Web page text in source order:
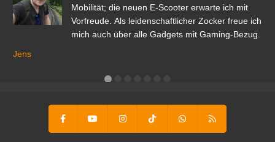
Mobilität; die neuen E-Scooter erwarte ich mit
Vorfreude. Als leidenschaftlicher Zocker freue ich
mich auch über alle Gadgets mit Gaming-Bezug.
Jens